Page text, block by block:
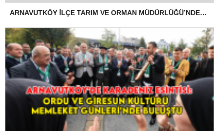
ARNAVUTKÖY İLÇE TARIM VE ORMAN MÜDÜRLÜĞÜ’NDEN İLANEN TEBLİGAT